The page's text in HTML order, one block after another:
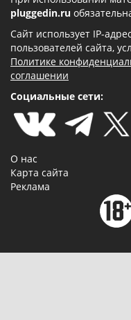
pluggedin.ru
Сайт использует IP-
пользователей сайта,
Политике
соглашении
Социальные сети:
О нас
Карта сайта
Реклама